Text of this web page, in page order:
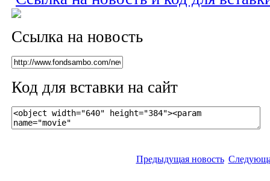
Ссылка на новость
Код для вставки на сайт
Предыдущая новость